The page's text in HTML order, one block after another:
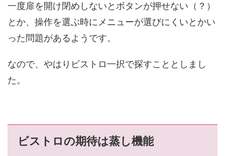
一度扉を開け閉めしないとボタンが押せない（？）
とか、操作を選ぶ時にメニューが選びにくいとかい
った問題があるようです。
なので、やはりビストロ一択で探すこととしまし
た。
ビストロの期待は蒸し機能